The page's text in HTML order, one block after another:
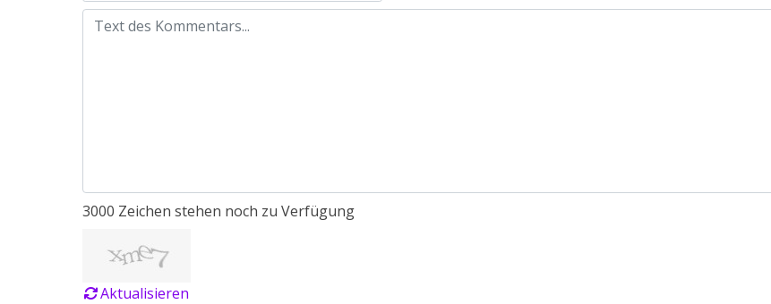
3000 Zeichen stehen noch zu Verfügung
Aktualisieren